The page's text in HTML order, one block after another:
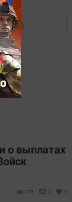
о выплатах
218 0 0